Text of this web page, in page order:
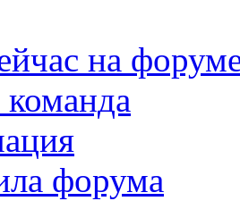
на
форума